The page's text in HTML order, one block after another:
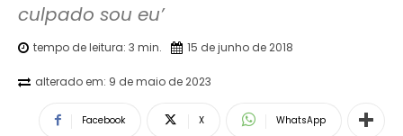
culpado sou eu’
tempo de leitura: 3 min. 15 de junho de 2018
alterado em: 9 de maio de 2023
Facebook X WhatsApp